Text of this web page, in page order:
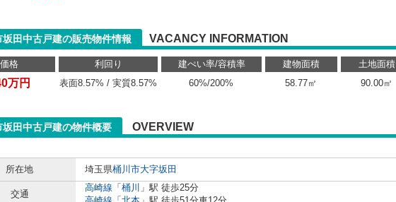
坂田中古戸建の販売物件情報 VACANCY INFORMATION
価格 利回り 建ぺい率/容積率 建物面積 土地面積
万円 表面8.57% / 実質8.57% 60%/200% 58.77㎡ 90.00㎡
坂田中古戸建の物件概要 OVERVIEW
所在地
埼玉県桶川市大字坂田
交通
高崎線 「 桶川 」駅 徒歩25分